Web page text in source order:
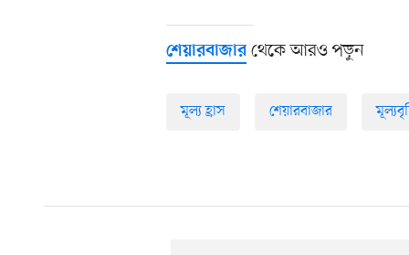
শেয়ারবাজারথেকে আরও পড়ুন
মূল্য হ্রাস শেয়ারবাজার